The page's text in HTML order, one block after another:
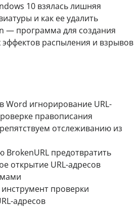
10 взялась лишняя
и как ее удалить
— программа для создания
распыления и взрывов
Word игнорирование URL-
правописания
отслеживанию из
предотвратить
открытие URL-адресов
проверки
адресов